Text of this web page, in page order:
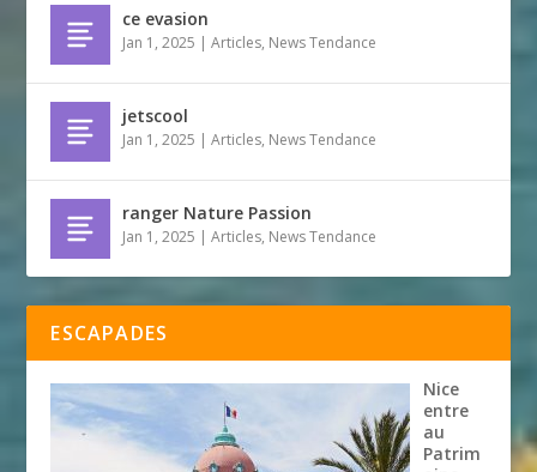
ce evasion
Jan 1, 2025 |Articles, News Tendance
jetscool
Jan 1, 2025 |Articles, News Tendance
ranger Nature Passion
Jan 1, 2025 |Articles, News Tendance
ESCAPADES
Nice
entre
au
Patrim